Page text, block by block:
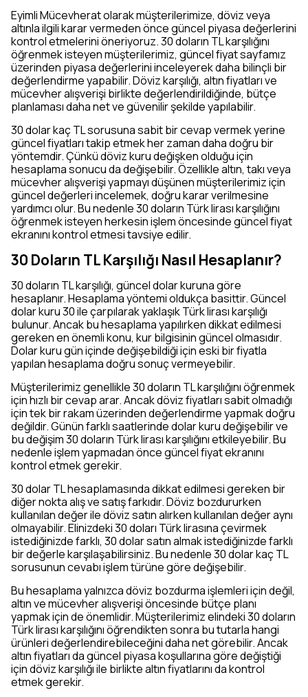
Eyimli Mücevherat olarak müşterilerimize, döviz veya
altınla ilgili karar vermeden önce güncel piyasa değerlerini
kontrol etmelerini öneriyoruz. 30 doların TL karşılığını
öğrenmek isteyen müşterilerimiz, güncel fiyat sayfamız
üzerinden piyasa değerlerini inceleyerek daha bilinçli bir
değerlendirme yapabilir. Döviz karşılığı, altın fiyatları ve
mücevher alışverişi birlikte değerlendirildiğinde, bütçe
planlaması daha net ve güvenilir şekilde yapılabilir.
30 dolar kaç TL sorusuna sabit bir cevap vermek yerine
güncel fiyatları takip etmek her zaman daha doğru bir
yöntemdir. Çünkü döviz kuru değişken olduğu için
hesaplama sonucu da değişebilir. Özellikle altın, takı veya
mücevher alışverişi yapmayı düşünen müşterilerimiz için
güncel değerleri incelemek, doğru karar verilmesine
yardımcı olur. Bu nedenle 30 doların Türk lirası karşılığını
öğrenmek isteyen herkesin işlem öncesinde güncel fiyat
ekranını kontrol etmesi tavsiye edilir.
30 Doların TL Karşılığı Nasıl Hesaplanır?
30 doların TL karşılığı, güncel dolar kuruna göre
hesaplanır. Hesaplama yöntemi oldukça basittir. Güncel
dolar kuru 30 ile çarpılarak yaklaşık Türk lirası karşılığı
bulunur. Ancak bu hesaplama yapılırken dikkat edilmesi
gereken en önemli konu, kur bilgisinin güncel olmasıdır.
Dolar kuru gün içinde değişebildiği için eski bir fiyatla
yapılan hesaplama doğru sonuç vermeyebilir.
Müşterilerimiz genellikle 30 doların TL karşılığını öğrenmek
için hızlı bir cevap arar. Ancak döviz fiyatları sabit olmadığı
için tek bir rakam üzerinden değerlendirme yapmak doğru
değildir. Günün farklı saatlerinde dolar kuru değişebilir ve
bu değişim 30 doların Türk lirası karşılığını etkileyebilir. Bu
nedenle işlem yapmadan önce güncel fiyat ekranını
kontrol etmek gerekir.
30 dolar TL hesaplamasında dikkat edilmesi gereken bir
diğer nokta alış ve satış farkıdır. Döviz bozdururken
kullanılan değer ile döviz satın alırken kullanılan değer aynı
olmayabilir. Elinizdeki 30 doları Türk lirasına çevirmek
istediğinizde farklı, 30 dolar satın almak istediğinizde farklı
bir değerle karşılaşabilirsiniz. Bu nedenle 30 dolar kaç TL
sorusunun cevabı işlem türüne göre değişebilir.
Bu hesaplama yalnızca döviz bozdurma işlemleri için değil,
altın ve mücevher alışverişi öncesinde bütçe planı
yapmak için de önemlidir. Müşterilerimiz elindeki 30 doların
Türk lirası karşılığını öğrendikten sonra bu tutarla hangi
ürünleri değerlendirebileceğini daha net görebilir. Ancak
altın fiyatları da güncel piyasa koşullarına göre değiştiği
için döviz karşılığı ile birlikte altın fiyatlarını da kontrol
etmek gerekir.